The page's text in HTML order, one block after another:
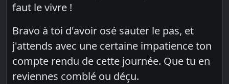
faut le vivre !
Bravo à toi d'avoir osé sauter le pas, et
j'attends avec une certaine impatience ton
compte rendu de cette journée. Que tu en
reviennes comblé ou déçu.